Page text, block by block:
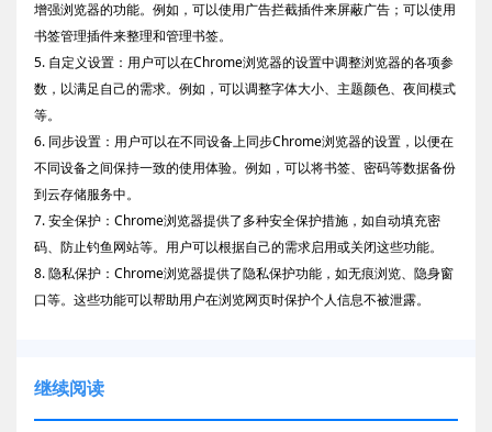
增强浏览器的功能。例如，可以使用广告拦截插件来屏蔽广告；可以使用
书签管理插件来整理和管理书签。
5. 自定义设置：用户可以在Chrome浏览器的设置中调整浏览器的各项参
数，以满足自己的需求。例如，可以调整字体大小、主题颜色、夜间模式
等。
6. 同步设置：用户可以在不同设备上同步Chrome浏览器的设置，以便在
不同设备之间保持一致的使用体验。例如，可以将书签、密码等数据备份
到云存储服务中。
7. 安全保护：Chrome浏览器提供了多种安全保护措施，如自动填充密
码、防止钓鱼网站等。用户可以根据自己的需求启用或关闭这些功能。
8. 隐私保护：Chrome浏览器提供了隐私保护功能，如无痕浏览、隐身窗
口等。这些功能可以帮助用户在浏览网页时保护个人信息不被泄露。
继续阅读